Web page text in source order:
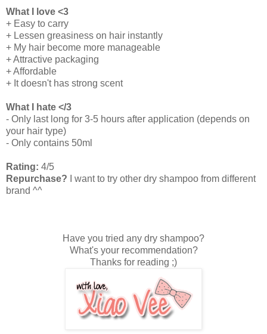
What I love <3
+ Easy to carry
+ Lessen greasiness on hair instantly
+ My hair become more manageable
+ Attractive packaging
+ Affordable
+ It doesn't has strong scent
What I hate </3
- Only last long for 3-5 hours after application (depends on
your hair type)
- Only contains 50ml
Rating: 4/5
Repurchase? I want to try other dry shampoo from different
brand ^^
Have you tried any dry shampoo?
What's your recommendation?
Thanks for reading ;)